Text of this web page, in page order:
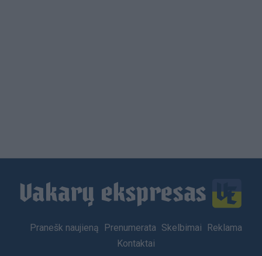
Footer
Pranešk naujieną Prenumerata Skelbimai
Reklama
Kontaktai